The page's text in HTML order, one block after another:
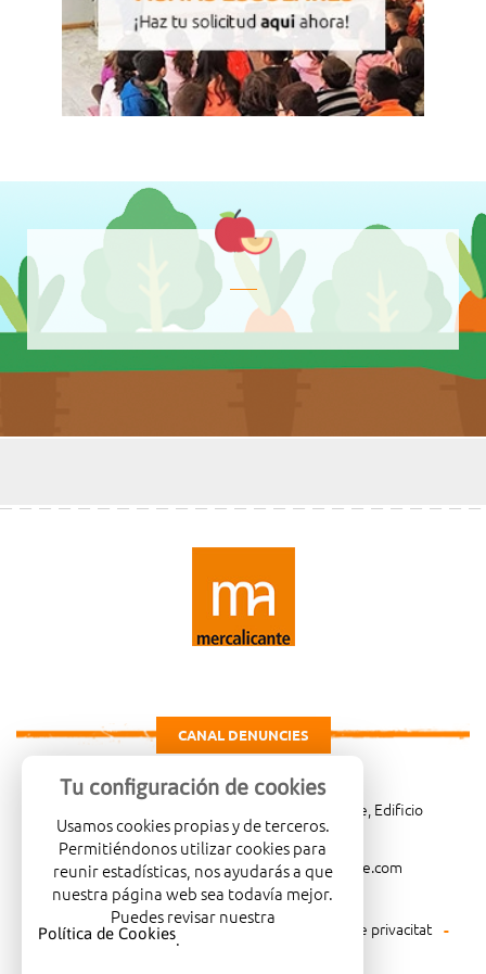
CANAL DENUNCIES
Carretera de Madrid Km. 4, 03007 Alicante, Edificio
Administrativo, planta 3ª
966081001
merca@mercalicante.com
Avís legal Política de cookies
Política de privacitat
Política mediambiental
Tu configuración de cookies
Usamos cookies propias y de terceros.
Permitiéndonos utilizar cookies para
reunir estadísticas, nos ayudarás a que
nuestra página web sea todavía mejor.
Puedes revisar nuestra
Política de Cookies.